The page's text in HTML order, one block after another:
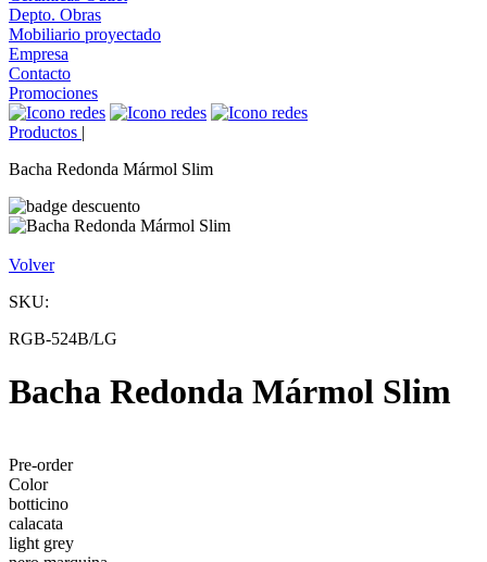
Depto. Obras
Mobiliario proyectado
Empresa
Contacto
Promociones
Productos |
Bacha Redonda Mármol Slim
Volver
SKU:
RGB-524B/LG
Bacha Redonda Mármol Slim
Pre-order
Color
botticino
calacata
light grey